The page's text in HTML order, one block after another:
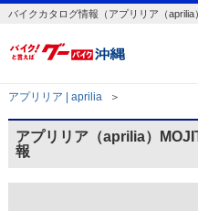
バイクカタログ情報（アプリリア（aprilia
アプリリア | aprilia ＞
アプリリア（aprilia）
報